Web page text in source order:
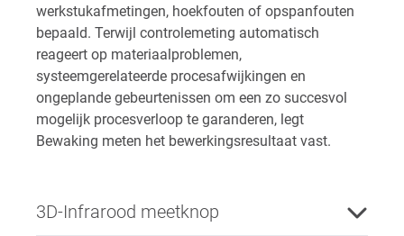
werkstukafmetingen, hoekfouten of opspanfouten
bepaald. Terwijl controlemeting automatisch
reageert op materiaalproblemen,
systeemgerelateerde procesafwijkingen en
ongeplande gebeurtenissen om een zo succesvol
mogelijk procesverloop te garanderen, legt
Bewaking meten het bewerkingsresultaat vast.
3D-Infrarood meetknop